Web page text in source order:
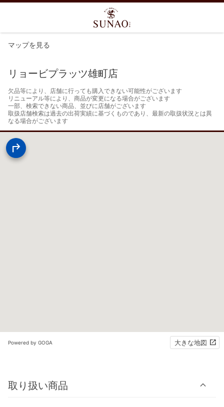
マップを見る
リョービプラッツ雄町店
欠品等により、店舗に行っても購入できない可能性がございます
リニューアル等により、商品が変更になる場合がございます
一部、検索できない商品、並びに店舗がございます
取扱店舗検索は過去の出荷実績に基づくものであり、最新の取扱状況とは異
なる場合がございます
Powered by GOGA 大きな地図
取り扱い商品